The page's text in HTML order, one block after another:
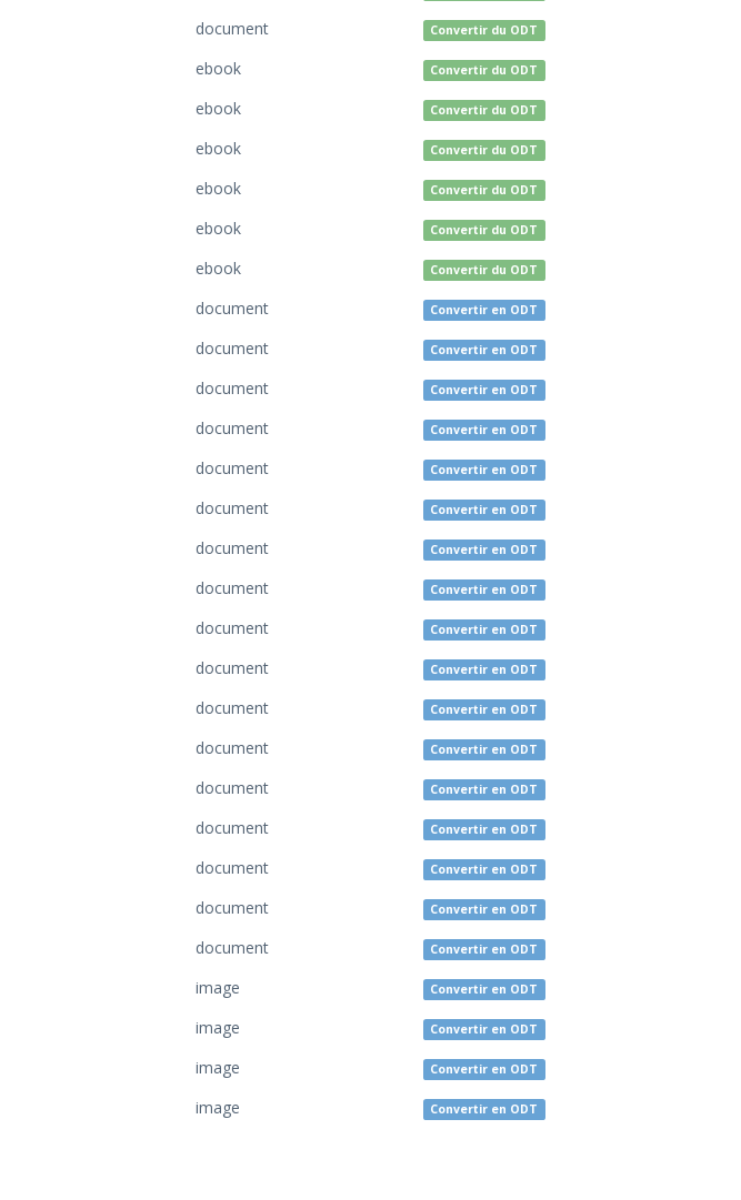
document Convertir du ODT
ebook Convertir du ODT
ebook Convertir du ODT
ebook Convertir du ODT
ebook Convertir du ODT
ebook Convertir du ODT
ebook Convertir du ODT
document Convertir en ODT
document Convertir en ODT
document Convertir en ODT
document Convertir en ODT
document Convertir en ODT
document Convertir en ODT
document Convertir en ODT
document Convertir en ODT
document Convertir en ODT
document Convertir en ODT
document Convertir en ODT
document Convertir en ODT
document Convertir en ODT
document Convertir en ODT
document Convertir en ODT
document Convertir en ODT
document Convertir en ODT
image Convertir en ODT
image Convertir en ODT
image Convertir en ODT
image Convertir en ODT